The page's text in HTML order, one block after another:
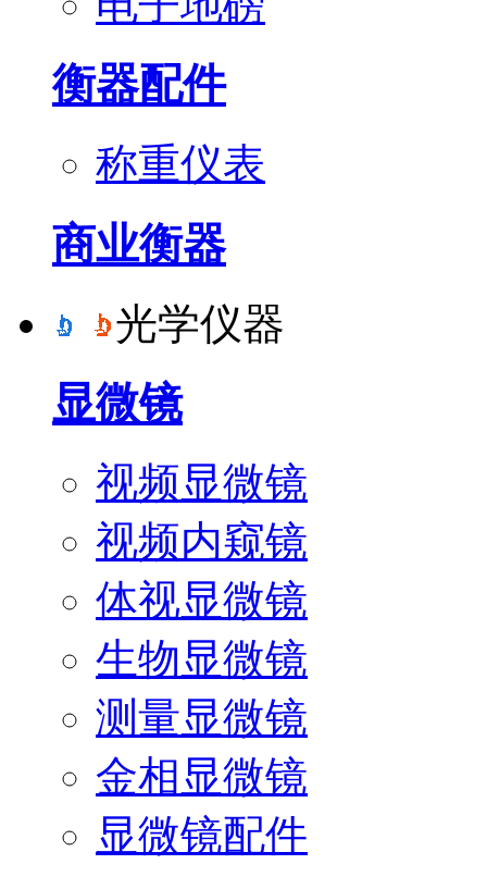
衡器配件
称重仪表
商业衡器
光学仪器
显微镜
视频显微镜
视频内窥镜
体视显微镜
生物显微镜
测量显微镜
金相显微镜
显微镜配件